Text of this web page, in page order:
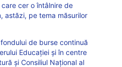
cer o întâlnire de
astăzi, pe tema măsurilor
de burse continuă
Educației și în centre
și Consiliul Național al